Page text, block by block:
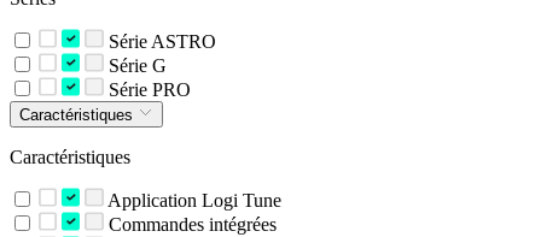
Série ASTRO
Série G
Série PRO
Caractéristiques
Caractéristiques
Application Logi Tune
Commandes intégrées